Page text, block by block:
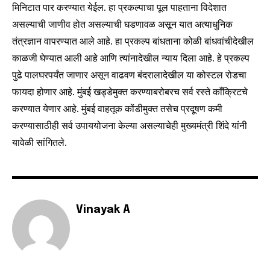
I've read and accept thePrivacy Policy.
6,300
Fans
32,111
Followers
75
Followers
मिनिटात पार करण्यात येईल. हा प्रकल्पाचा पूल पाहताना विदेशात
असल्याची जाणीव होत असल्याची घडणावळ असून यात अत्याधुनिक
तंत्रज्ञान वापरण्यात आले आहे. हा प्रकल्प बांधताना कोळी बांधवांचीदेखील
काळजी घेण्यात आली आहे आणि त्यांनादेखील न्याय दिला आहे. हे प्रकल्प
पुढे पालघरपर्यंत जाणार असून वाढवण बंदरालादेखील या कोस्टल रोडचा
फायदा होणार आहे. मुंबई खड्डेमुक्त करण्याबरोबरच सर्व रस्ते काँक्रिटचे
करण्यात येणार आहे. मुंबई वाहतूक कोंडीमुक्त तसेच प्रदूषण कमी
करण्यासाठीही सर्व उपाययोजना केल्या असल्याचेही मुख्यमंत्री शिंदे यांनी
यावेळी सांगितले.
Vinayak A